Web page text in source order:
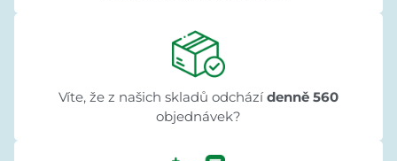
Víte, že z našich skladů odchází denně 560
objednávek?